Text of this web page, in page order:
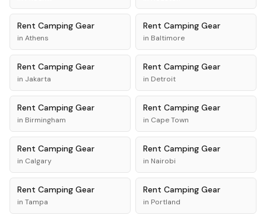
Rent Camping Gear
in Athens
Rent Camping Gear
in Baltimore
Rent Camping Gear
in Jakarta
Rent Camping Gear
in Detroit
Rent Camping Gear
in Birmingham
Rent Camping Gear
in Cape Town
Rent Camping Gear
in Calgary
Rent Camping Gear
in Nairobi
Rent Camping Gear
in Tampa
Rent Camping Gear
in Portland